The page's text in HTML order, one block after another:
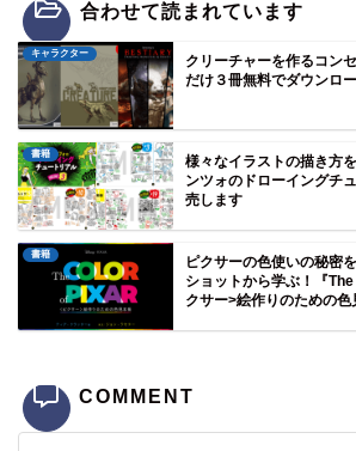
合わせて読まれています
キャラクター
クリーチャーを作るコン
だけ３冊無料でダウンロ
書籍
様々なイラストの描き方
ンツォのドローイングチ
売します
書籍
ピクサーの色使いの秘密
ショットから学ぶ！『
クサー>絵作りのための色
COMMENT